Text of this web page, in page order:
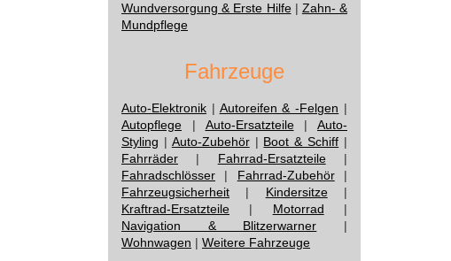
Wundversorgung & Erste Hilfe| Zahn- &
Mundpflege
Fahrzeuge
Auto-Elektronik | Autoreifen & -Felgen |
Autopflege | Auto-Ersatzteile| Auto-
Styling | Auto-Zubehör| Boot & Schiff |
Fahrräder | Fahrrad-Ersatzteile|
Fahradschlösser | Fahrrad-Zubehör|
Fahrzeugsicherheit | Kindersitze|
Kraftrad-Ersatzteile | Motorrad |
Navigation & Blitzerwarner |
Wohnwagen | Weitere Fahrzeuge